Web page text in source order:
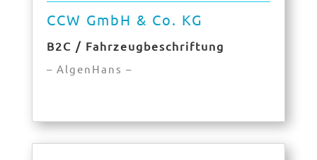
CCW GmbH & Co. KG
B2C / Fahrzeugbeschriftung
– AlgenHans –